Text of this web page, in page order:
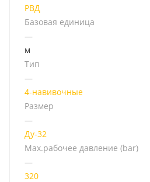
РВД
Базовая единица
—
м
Тип
—
4-навивочные
Размер
—
Ду-32
Мах.рабочее давление (bar)
—
320